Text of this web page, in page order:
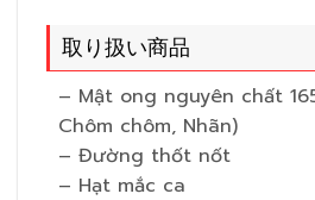
取り扱い商品
– Mật ong nguyên chất
Chôm chôm, Nhãn)
– Đường thốt nốt
– Hạt mắc ca